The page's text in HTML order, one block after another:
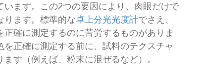
ます。この2つの要因により、肉眼だけで
ります。標準的な卓上分光光度計でさえ、
確に測定するのに苦労するものがありま
正確に測定する前に、試料のテクスチャ
す（例えば、粉末に混ぜるなど）。